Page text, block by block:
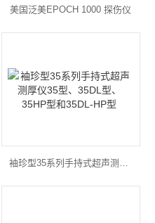
美国泛美EPOCH 1000 探伤仪
袖珍型35系列手持式超声测厚仪35型、35DL型、35HP型和35DL-HP型